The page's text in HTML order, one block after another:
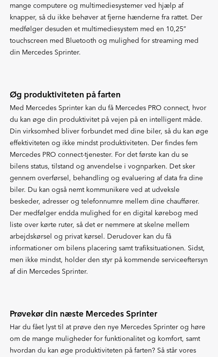
mange computere og multimediesystemer ved hjælp af
knapper, så du ikke behøver at fjerne hænderne fra rattet. Der
medfølger desuden et multimediesystem med en 10,25”
touchscreen med Bluetooth og mulighed for streaming med
din Mercedes Sprinter.
Øg produktiviteten på farten
Med Mercedes Sprinter kan du få Mercedes PRO connect, hvor
du kan øge din produktivitet på vejen på en intelligent måde.
Din virksomhed bliver forbundet med dine biler, så du kan øge
effektiviteten og ikke mindst produktiviteten. Der findes fem
Mercedes PRO connect-tjenester. For det første kan du se
bilens status, tilstand og anvendelse i vognparken. Det sker
gennem overførsel, behandling og evaluering af data fra dine
biler. Du kan også nemt kommunikere ved at udveksle
beskeder, adresser og telefonnumre mellem dine chauffører.
Der medfølger endda mulighed for en digital kørebog med
liste over kørte ruter, så det er nemmere at skelne mellem
arbejdskørsel og privat kørsel. Derudover kan du få
informationer om bilens placering samt trafiksituationen. Sidst,
men ikke mindst, holder den styr på kommende serviceeftersyn
af din Mercedes Sprinter.
Prøvekør din næste Mercedes Sprinter
Har du fået lyst til at prøve den nye Mercedes Sprinter og høre
om de mange muligheder for funktionalitet og komfort, samt
hvordan du kan øge produktiviteten på farten? Så står vores